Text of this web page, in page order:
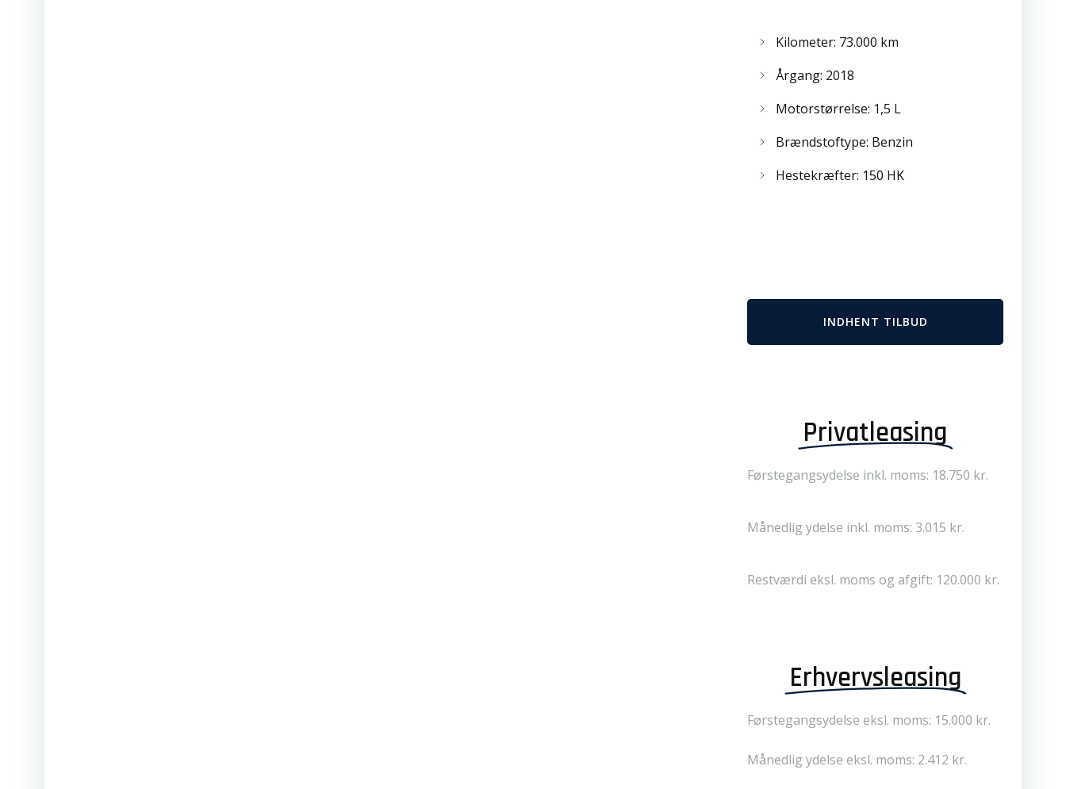
Kilometer: 73.000 km
Årgang: 2018
Motorstørrelse: 1,5 L
Brændstoftype: Benzin
Hestekræfter: 150 HK
INDHENT TILBUD
Privatleasing
Førstegangsydelse inkl. moms: 18.750 kr.
Månedlig ydelse inkl. moms: 3.015 kr.
Restværdi eksl. moms og afgift: 120.000 kr.
Erhvervsleasing
Førstegangsydelse eksl. moms: 15.000 kr.
Månedlig ydelse eksl. moms: 2.412 kr.